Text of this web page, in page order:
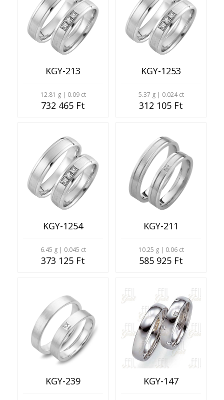
KGY-213
12.81 g | 0.09 ct
732 465 Ft
KGY-1253
5.37 g | 0.024 ct
312 105 Ft
KGY-1254
6.45 g | 0.045 ct
373 125 Ft
KGY-211
10.25 g | 0.06 ct
585 925 Ft
KGY-239 KGY-147